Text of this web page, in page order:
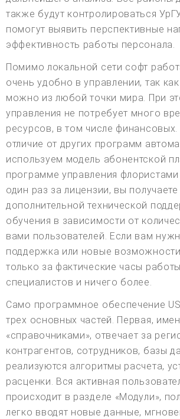
также будут контролироваться
помогут выявить перспективные
эффективность работы персонала.
Помимо локальной сети софт
очень удобно в управлении, так
можно из любой точки мира. При
управления не потребует много
ресурсов, в том числе
отличие от других программ
используем модель абонентской
программе управления флористами
один раз за лицензии, вы
дополнительной технической
обучения в зависимости от
вами пользователей. Если вам
поддержка или новые
только за фактические часы
специалистов и ничего более.
Само программное обеспечение
трех основных частей. Первая,
«справочниками», отвечает за
контрагентов, сотрудников, базы
реализуются алгоритмы расчета,
расценки. Вся активная
происходит в разделе «Модули»,
легко вводят новые данные,